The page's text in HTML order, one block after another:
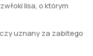
lisa, o którym
uznany za zabitego